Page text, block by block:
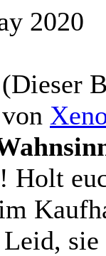
2020
(Dieser
Holt